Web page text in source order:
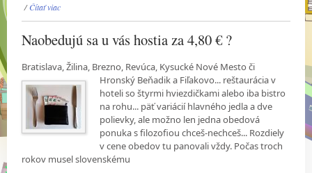
/Čítať viac
Naobedujú sa u vás hostia za 4,80 € ?
Bratislava, Žilina, Brezno, Revúca, Kysucké Nové Mesto či
Hronský Beňadik a Fiľakovo... reštaurácia v
hoteli so štyrmi hviezdičkami alebo iba bistro
na rohu... päť variácií hlavného jedla a dve
polievky, ale možno len jedna obedová
ponuka s filozofiou chceš-nechceš... Rozdiely
v cene obedov tu panovali vždy. Počas troch
rokov musel slovenskému